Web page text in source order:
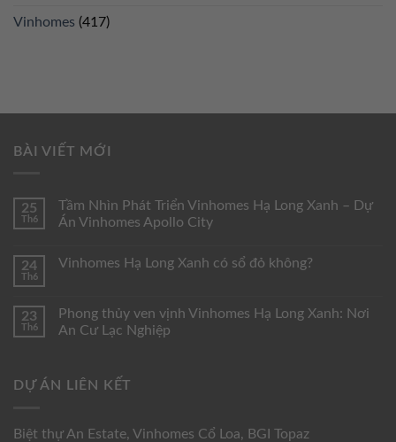
Vinhomes (417)
BÀI VIẾT MỚI
25
Th6
Tầm Nhìn Phát Triển Vinhomes Hạ Long Xanh – Dự
Án Vinhomes Apollo City
24
Th6
Vinhomes Hạ Long Xanh có sổ đỏ không?
23
Th6
Phong thủy ven vịnh Vinhomes Hạ Long Xanh: Nơi
An Cư Lạc Nghiệp
DỰ ÁN LIÊN KẾT
Biệt thự An Estate, Vinhomes Cổ Loa, BGI Topaz